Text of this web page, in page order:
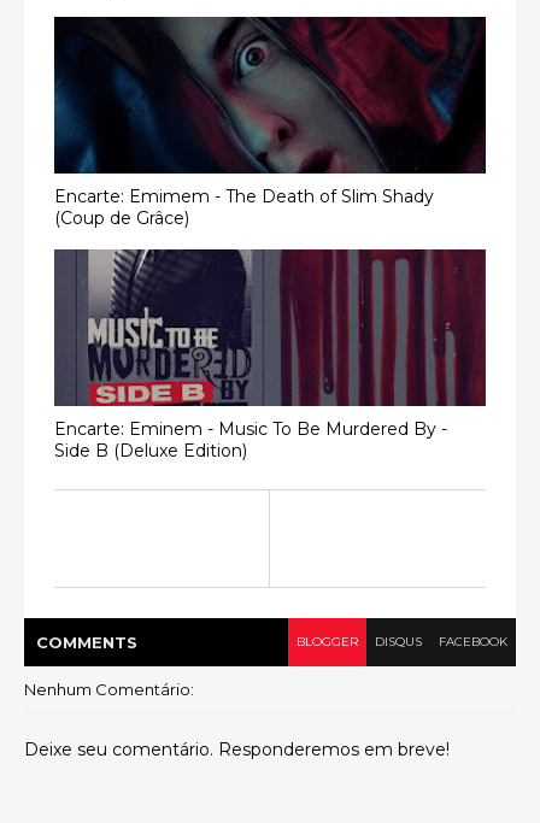
Encarte: Emimem - The Death of Slim Shady
(Coup de Grâce)
Encarte: Eminem - Music To Be Murdered By -
Side B (Deluxe Edition)
COMMENTS BLOGGER DISQUS FACEBOOK
Nenhum Comentário:
Deixe seu comentário. Responderemos em breve!